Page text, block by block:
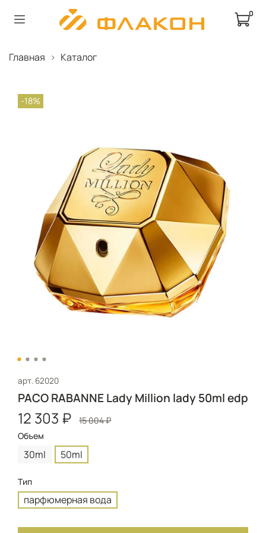
0
Главная Каталог
-18%
арт. 62020
PACO RABANNE Lady Million lady 50ml edp
12 303 ₽
15 004 ₽
Объем
30ml 50ml
Тип
парфюмерная вода